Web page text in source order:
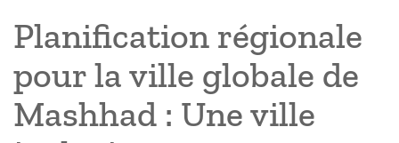
Planification régionale
pour la ville globale de
Mashhad : Une ville